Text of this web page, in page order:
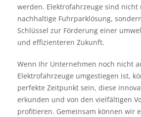
werden. Elektrofahrzeuge sind nicht
nachhaltige Fuhrparklösung,
Schlüssel zur Förderung einer
und effizienteren Zukunft.
Wenn Ihr Unternehmen noch nicht
Elektrofahrzeuge umgestiegen ist,
perfekte Zeitpunkt sein, diese
erkunden und von den vielfältigen
profitieren. Gemeinsam können wir